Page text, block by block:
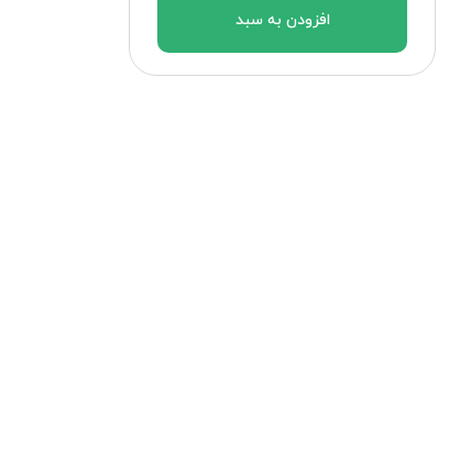
افزودن به سبد